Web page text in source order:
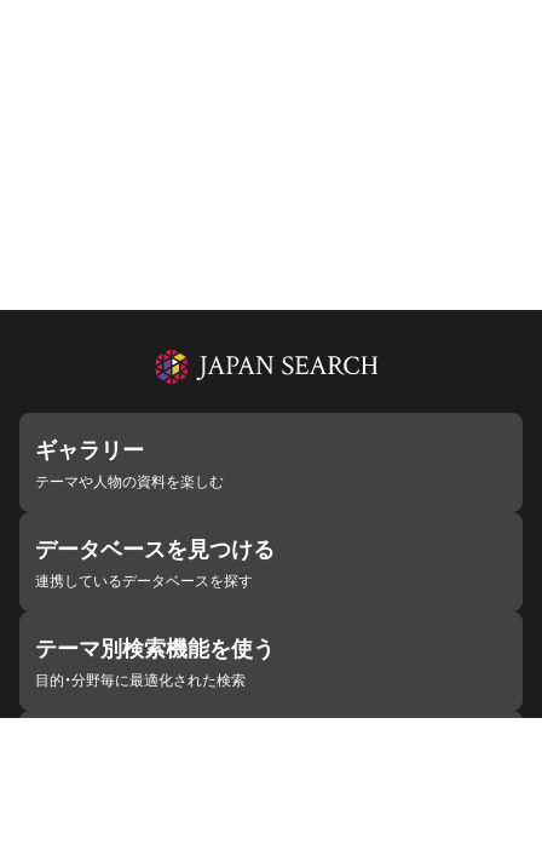
ギャラリー
テーマや人物の資料を楽しむ
データベースを見つける
連携しているデータベースを探す
テーマ別検索機能を使う
目的・分野毎に最適化された検索